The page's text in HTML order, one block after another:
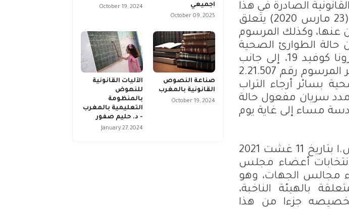
الصادرة في هذا
الإطار، خاصة المرسوم بقانون رقم 2.20.292 الصادر في (23 مارس 2020) يتعلق
عنها، وكذلك المرسوم
2020) يتعلق بإعلان حالة الطوارئ الصحية
بسائر أرجاء التراب الوطني لمواجهة تفشي فيروس كورونا كوفيد 19، إلى جانب
المرسوم رقم 2.21.590 الصادر في (29 يوليوز 2021) بتغيير المرسوم رقم 2.21.507
بسائر أرجاء التراب
فيروس كورونا كوفيد 19، والذي مدد سريان مفعول حالة
مساء إلى غاية يوم
وقد صدر مؤخرا منشور وزير الداخلية رقم 7006/م.ش.ا بتاريخ 11 غشت 2021
لانتخابات أعضاء مجلس
مجالس الجهات، وهو
بالهيئة الناخبة،
تخصيصه جزءا من هذا
اجميعي
October 09, 2025
October 19, 2024
صناعة النصوص
القانونية بالمغرب
October 19, 2024
الآليات القانونية
للنهوض
بالمنظومة
التعليمية بالمغرب
- د. حليم صفور
January 27, 2024